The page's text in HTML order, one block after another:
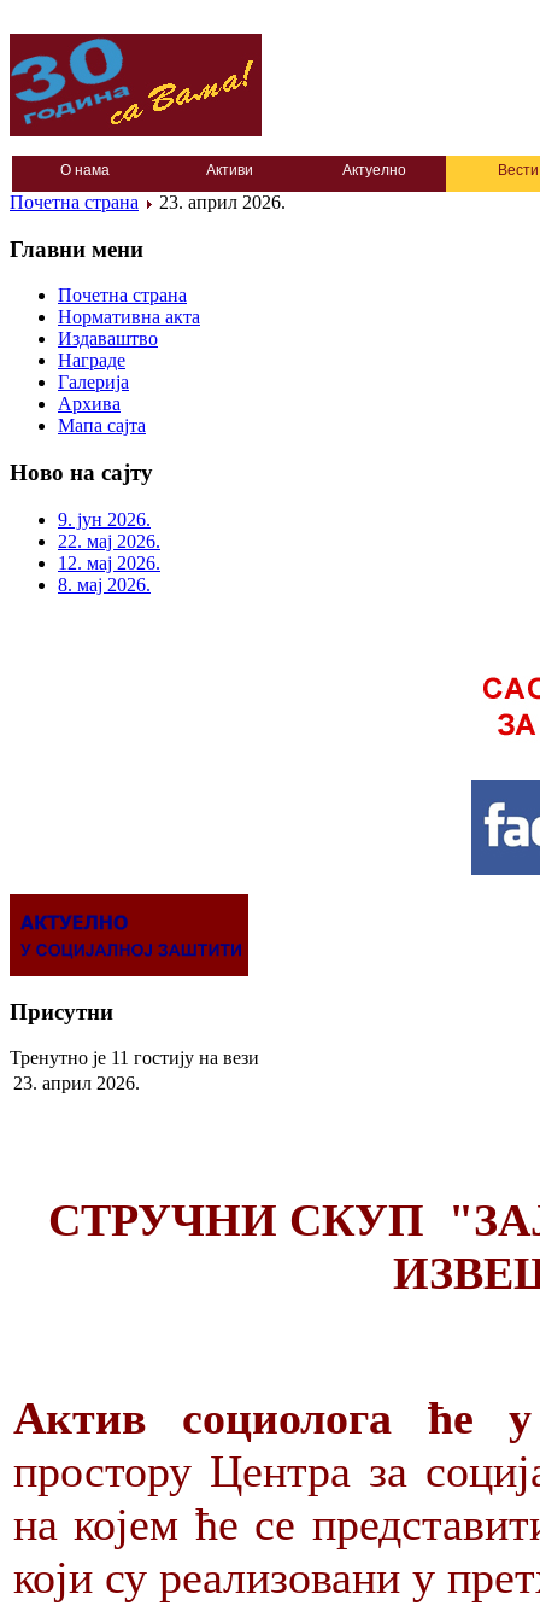
О нама Активи Актуелно Вести
Почетна страна 23. април 2026.
Главни мени
Почетна страна
Нормативна акта
Издаваштво
Награде
Галерија
Архива
Мапа сајта
Ново на сајту
9. јун 2026.
22. мај 2026.
12. мај 2026.
8. мај 2026.
Присутни
Тренутно је 11 гостију на вези
23. април 2026.
СТРУЧНИ СКУП
Актив социолога ће
простору Центра за
на којем ће се
који су реализовани у